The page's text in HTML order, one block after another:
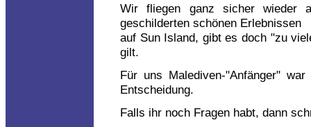
Wir fliegen ganz sicher wieder
geschilderten schönen Erlebnissen
auf Sun Island, gibt es doch "zu
gilt.
Für uns Malediven-"Anfänger"
Entscheidung.
Falls ihr noch Fragen habt, dann